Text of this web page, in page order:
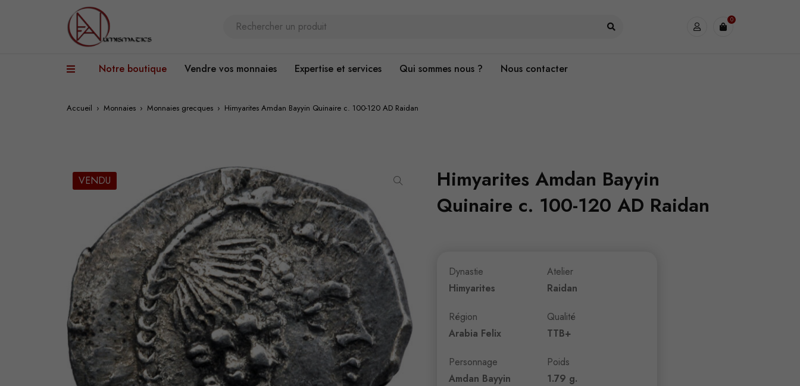
0
Notre boutique Vendre vos monnaies Expertise et services Qui sommes nous ? Nous contacter
Accueil › Monnaies › Monnaies grecques › Himyarites Amdan Bayyin Quinaire c. 100-120 AD Raidan
VENDU
Himyarites Amdan Bayyin
Quinaire c. 100-120 AD Raidan
Dynastie
Himyarites
Région
Arabia Felix
Personnage
Amdan Bayyin
Atelier
Raidan
Qualité
TTB+
Poids
1.79 g.